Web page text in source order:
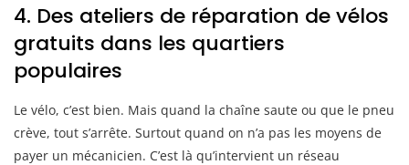
4. Des ateliers de réparation de vélos
gratuits dans les quartiers
populaires
Le vélo, c’est bien. Mais quand la chaîne saute ou que le pneu
crève, tout s’arrête. Surtout quand on n’a pas les moyens de
payer un mécanicien. C’est là qu’intervient un réseau